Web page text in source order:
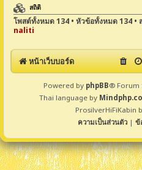
สถิติ
โพสต์ทั้งหมด134 • หัวข้อทั้งหมด134 •
naliti
หน้าเว็บบอร์ด
Powered by phpBB® Forum
Thai language by
ProsilverHiFiKabin
ความเป็นส่วนตัว| ข้